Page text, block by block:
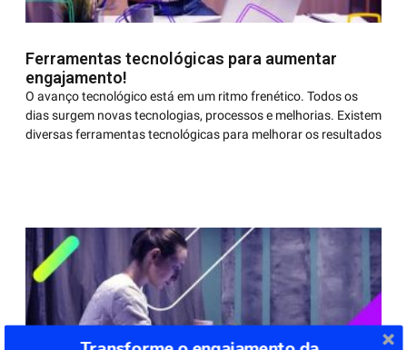
Ferramentas tecnológicas para aumentar
engajamento!
O avanço tecnológico está em um ritmo frenético. Todos os
dias surgem novas tecnologias, processos e melhorias. Existem
diversas ferramentas tecnológicas para melhorar os resultados